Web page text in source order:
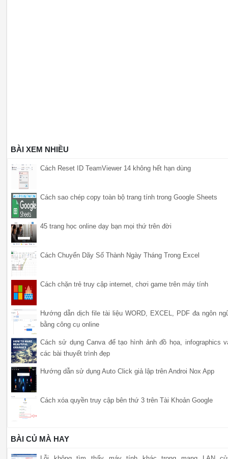
BÀI XEM NHIỀU
Cách Reset ID TeamViewer 14 không hết hạn dùng
Cách sao chép copy toàn bộ trang tính trong Google Sheets
45 trang học online dạy bạn mọi thứ trên đời
Cách Chuyển Dãy Số Thành Ngày Tháng Trong Excel
Cách chặn trẻ truy cập internet, chơi game trên máy tính
Hướng dẫn dịch file tài liệu WORD, EXCEL, PDF đa ngôn
bằng công cụ online
Cách sử dụng Canva để tạo hình ảnh đồ họa, infographics
các bài thuyết trình đẹp
Hướng dẫn sử dụng Auto Click giả lập trên Androi Nox App
Cách xóa quyền truy cập bên thứ 3 trên Tài Khoản Google
BÀI CỦ MÀ HAY